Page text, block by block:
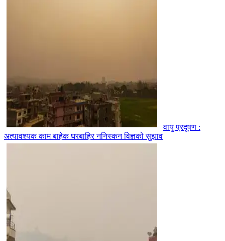
वायु प्रदूषण :
अत्यावश्यक काम बाहेक घरबाहिर ननिस्कन विज्ञको सुझाव